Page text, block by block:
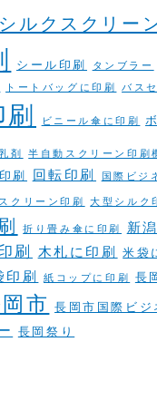
シルクスクリー
シール印刷 タンブラー
トートバッグに印刷 バス
ビニール傘に印刷
剤 半自動スクリーン印刷
刷 回転印刷 国際ビジ
クリーン印刷 大型シルク
折り畳み傘に印刷 新潟
刷 木札に印刷 米袋
印刷 紙コップに印刷 長
市 長岡市国際ビジ
長岡祭り